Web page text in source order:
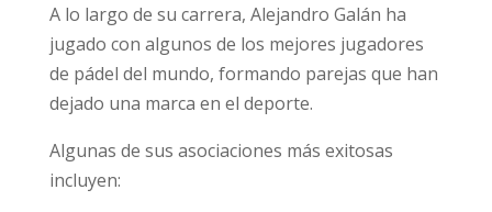
A lo largo de su carrera, Alejandro Galán ha
jugado con algunos de los mejores jugadores
de pádel del mundo, formando parejas que han
dejado una marca en el deporte.
Algunas de sus asociaciones más exitosas
incluyen: